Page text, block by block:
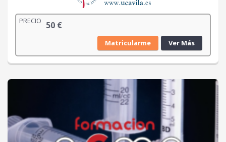
PRECIO 50 €
Matricularme Ver Más